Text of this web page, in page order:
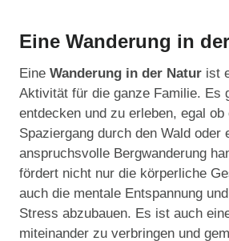
Eine Wanderung in
Eine Wanderung in der Natur ist
Aktivität für die ganze Familie. Es
entdecken und zu erleben, egal
Spaziergang durch den Wald oder
anspruchsvolle Bergwanderung
fördert nicht nur die körperliche
auch die mentale Entspannung
Stress abzubauen. Es ist auch
miteinander zu verbringen und